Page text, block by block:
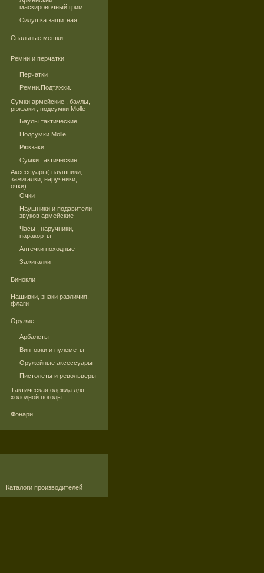
маскировочный грим
Сидушка защитная
Спальные мешки
Ремни и перчатки
Перчатки
Ремни.Подтяжки.
Сумки армейские , баулы,
рюкзаки , подсумки Molle
Баулы тактические
Подсумки Molle
Рюкзаки
Сумки тактические
Аксессуары( наушники,
зажигалки, наручники,
очки)
Очки
Наушники и подавители
звуков армейские
Часы , наручники,
паракорты
Аптечки походные
Зажигалки
Бинокли
Нашивки, знаки различия,
флаги
Оружие
Арбалеты
Винтовки и пулеметы
Оружейные аксессуары
Пистолеты и револьверы
Тактическая одежда для
холодной погоды
Фонари
Каталоги производителей